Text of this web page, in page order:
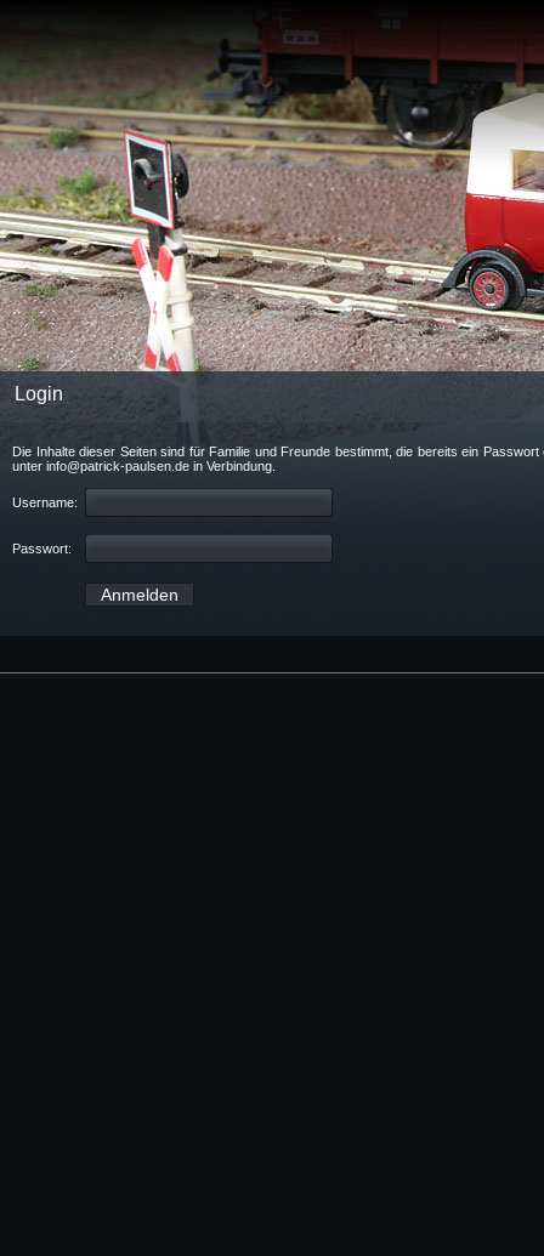
Login
Die Inhalte dieser Seiten sind für Familie und Freunde bestimmt, die bereits ein
unter info@patrick-paulsen.de in Verbindung.
Username:
Passwort: